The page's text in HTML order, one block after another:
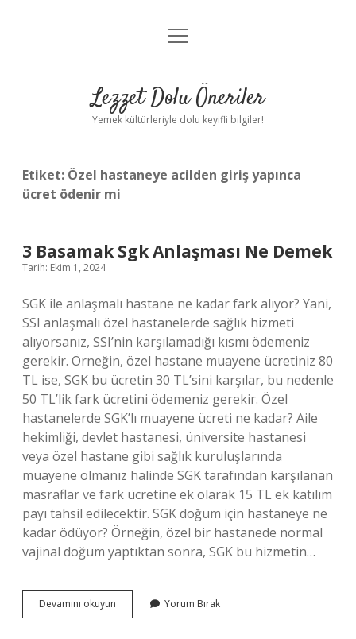
Anasayfa
Yasal Uyarı
menüyü
Lezzet Dolu Öneriler
Yemek kültürleriyle dolu keyifli bilgiler!
Etiket: Özel hastaneye acilden giriş yapınca
ücret ödenir mi
3 Basamak Sgk Anlaşması Ne Demek
Tarih: Ekim 1, 2024
SGK ile anlaşmalı hastane ne kadar fark alıyor? Yani,
SSI anlaşmalı özel hastanelerde sağlık hizmeti
alıyorsanız, SSI’nin karşılamadığı kısmı ödemeniz
gerekir. Örneğin, özel hastane muayene ücretiniz 80
TL ise, SGK bu ücretin 30 TL’sini karşılar, bu nedenle
50 TL’lik fark ücretini ödemeniz gerekir. Özel
hastanelerde SGK’lı muayene ücreti ne kadar? Aile
hekimliği, devlet hastanesi, üniversite hastanesi
veya özel hastane gibi sağlık kuruluşlarında
muayene olmanız halinde SGK tarafından karşılanan
masraflar ve fark ücretine ek olarak 15 TL ek katılım
payı tahsil edilecektir. SGK doğum için hastaneye ne
kadar ödüyor? Örneğin, özel bir hastanede normal
vajinal doğum yaptıktan sonra, SGK bu hizmetin…
Devamını okuyun
Basamak
Yorum Bırak